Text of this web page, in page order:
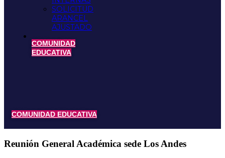
SOLICITUD
ARANCEL
AJUSTADO
COMUNIDAD
EDUCATIVA
COMUNIDAD EDUCATIVA
Reunión General Académica sede Los Andes